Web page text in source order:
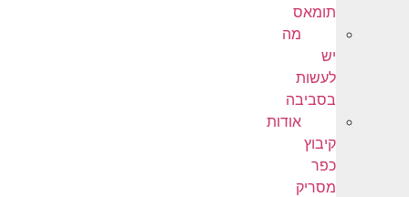
תומאס
מה
יש
לעשות
בסביבה
אודות
קיבוץ
כפר
מסריק